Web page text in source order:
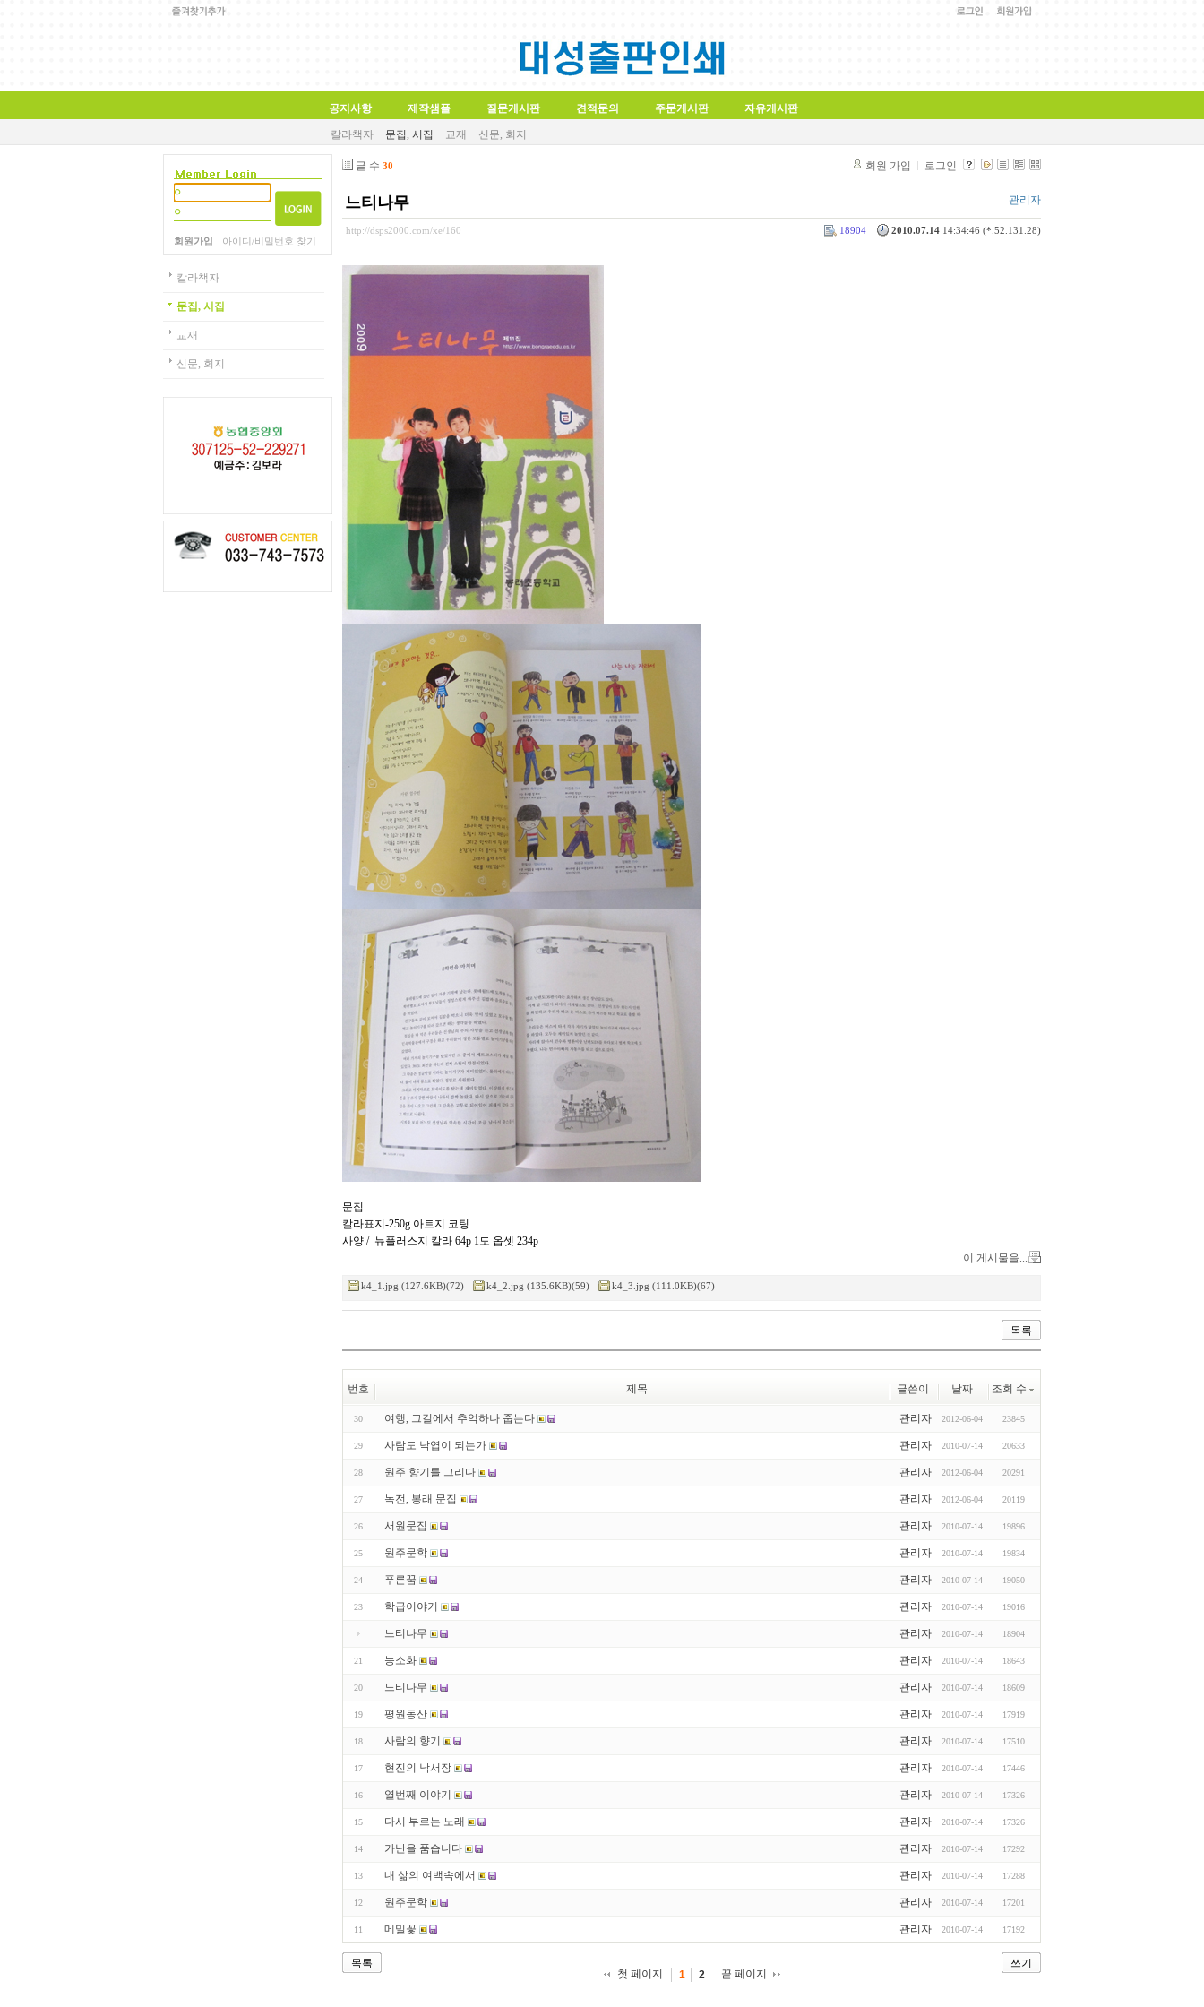
공지사항 제작샘플 질문게시판 견적문의 주문게시판 자유게시판
칼라책자 문집, 시집 교재 신문, 회지
회원가입 아이디/비밀번호 찾기
칼라책자
문집, 시집
교재
신문, 회지
글 수 30 회원 가입 로그인
느티나무 관리자
http://dsps2000.com/xe/160 2010.07.14 14:34:46 (*.52.131.28)
18904
문집
칼라표지-250g 아트지 코팅
사양 / 뉴플러스지 칼라 64p 1도 옵셋 234p
이 게시물을...
k4_1.jpg (127.6KB)(72) k4_2.jpg (135.6KB)(59) k4_3.jpg (111.0KB)(67)
목록
번호 제목 글쓴이 날짜 조회 수
30 여행, 그길에서 추억하나 줍는다 관리자 2012-06-04 23845
29 사람도 낙엽이 되는가 관리자 2010-07-14 20633
28 원주 향기를 그리다 관리자 2012-06-04 20291
27 녹전, 봉래 문집 관리자 2012-06-04 20119
26 서원문집 관리자 2010-07-14 19896
25 원주문학 관리자 2010-07-14 19834
24 푸른꿈 관리자 2010-07-14 19050
23 학급이야기 관리자 2010-07-14 19016
느티나무 관리자 2010-07-14 18904
21 능소화 관리자 2010-07-14 18643
20 느티나무 관리자 2010-07-14 18609
19 평원동산 관리자 2010-07-14 17919
18 사람의 향기 관리자 2010-07-14 17510
17 현진의 낙서장 관리자 2010-07-14 17446
16 열번째 이야기 관리자 2010-07-14 17326
15 다시 부르는 노래 관리자 2010-07-14 17326
14 가난을 품습니다 관리자 2010-07-14 17292
13 내 삶의 여백속에서 관리자 2010-07-14 17288
12 원주문학 관리자 2010-07-14 17201
11 메밀꽃 관리자 2010-07-14 17192
목록
쓰기
첫 페이지
1 2 끝 페이지